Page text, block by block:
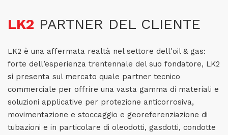
LK2 PARTNER DEL CLIENTE
LK2 è una affermata realtà nel settore dell'oil & gas:
forte dell’esperienza trentennale del suo fondatore, LK2
si presenta sul mercato quale partner tecnico
commerciale per offrire una vasta gamma di materiali e
soluzioni applicative per protezione anticorrosiva,
movimentazione e stoccaggio e georeferenziazione di
tubazioni e in particolare di oleodotti, gasdotti, condotte